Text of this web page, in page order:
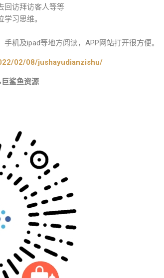
回访拜访客人等等
习思维。
机及ipad等地方阅读，APP网站打开很方便。
02/08/jushayudianzishu/
鲨鱼资源